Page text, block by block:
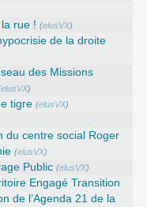
rue ! (elusVX)
de la droite
des Missions
elusVX)
tigre (elusVX)
du centre social Roger
(elusVX)
Public (elusVX)
Engagé Transition
de l’Agenda 21 de la